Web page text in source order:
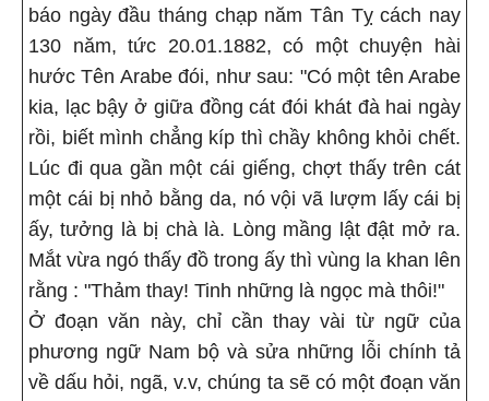
báo ngày đầu tháng chạp năm Tân Tỵ cách nay
130 năm, tức 20.01.1882, có một chuyện hài
hước Tên Arabe đói, như sau: "Có một tên Arabe
kia, lạc bậy ở giữa đồng cát đói khát đà hai ngày
rồi, biết mình chẳng kíp thì chầy không khỏi chết.
Lúc đi qua gần một cái giếng, chợt thấy trên cát
một cái bị nhỏ bằng da, nó vội vã lượm lấy cái bị
ấy, tưởng là bị chà là. Lòng mầng lật đật mở ra.
Mắt vừa ngó thấy đồ trong ấy thì vùng la khan lên
rằng : "Thảm thay! Tinh những là ngọc mà thôi!"
Ở đoạn văn này, chỉ cần thay vài từ ngữ của
phương ngữ Nam bộ và sửa những lỗi chính tả
về dấu hỏi, ngã, v.v, chúng ta sẽ có một đoạn văn